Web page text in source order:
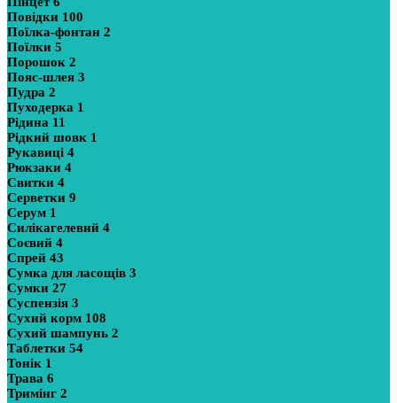
Повідки 100
Поїлка-фонтан 2
Поїлки 5
Порошок 2
Пояс-шлея 3
Пудра 2
Пуходерка 1
Рідина 11
Рідкий шовк 1
Рукавиці 4
Рюкзаки 4
Свитки 4
Серветки 9
Серум 1
Силікагелевий 4
Соєвий 4
Спрей 43
Сумка для ласощів 3
Сумки 27
Суспензія 3
Сухий корм 108
Сухий шампунь 2
Таблетки 54
Тонік 1
Трава 6
Тримінг 2